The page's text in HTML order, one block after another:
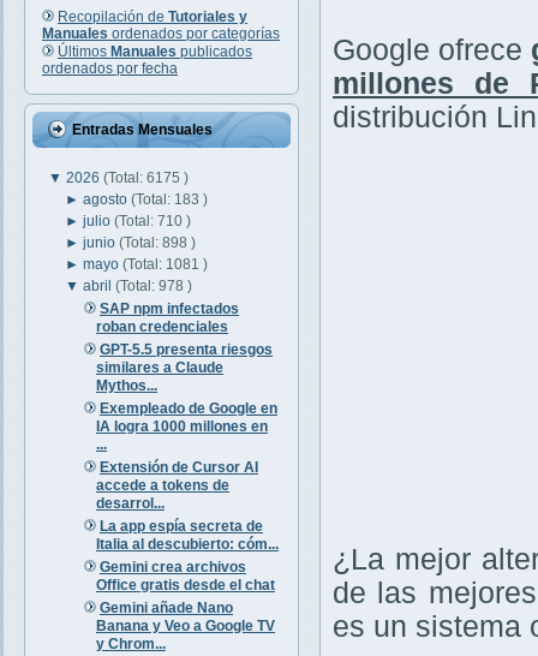
Recopilación de Tutoriales y
Manuales ordenados por categorías
Últimos Manuales publicados
ordenados por fecha
Entradas Mensuales
▼ 2026 (Total: 6175 )
►agosto(Total: 183 )
►julio(Total: 710 )
►junio(Total: 898 )
►mayo(Total: 1081 )
▼abril(Total: 978 )
SAP npm infectados
roban credenciales
GPT-5.5 presenta riesgos
similares a Claude
Mythos...
Exempleado de Google en
IA logra 1000 millones en
...
Extensión de Cursor AI
accede a tokens de
desarrol...
La app espía secreta de
Italia al descubierto: cóm...
Gemini crea archivos
Office gratis desde el chat
Gemini añade Nano
Banana y Veo a Google TV
y Chrom...
Google ofrece
millones de
distribución
¿La mejor
de las
es un sistema